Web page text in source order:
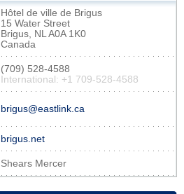
Hôtel de ville de Brigus
15 Water Street
Brigus, NL A0A 1K0
Canada
(709) 528-4588
International: +1 709-528-4588
brigus@eastlink.ca
brigus.net
Shears Mercer